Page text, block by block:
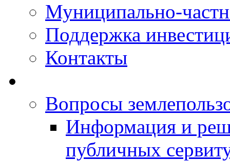
Муниципально-
Поддержка
Контакты
Вопросы
Информация и
публичных